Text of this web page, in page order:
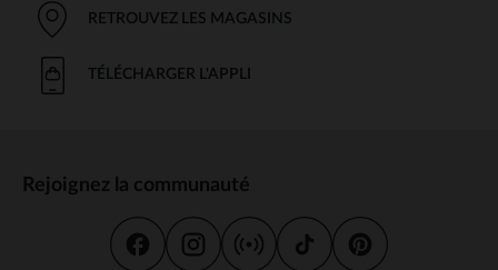
RETROUVEZ LES MAGASINS
TÉLÉCHARGER L'APPLI
Rejoignez la communauté